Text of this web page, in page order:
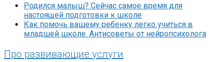
Родился малыш? Сейчас самое время для
настоящей подготовки к школе
Как помочь вашему ребенку легко учиться в
младшей школе. Антисоветы от нейропсихолога
Про развивающие услуги